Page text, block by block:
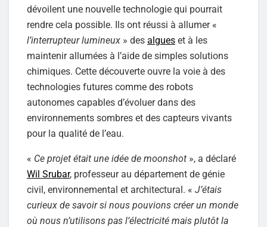
dévoilent une nouvelle technologie qui pourrait
rendre cela possible. Ils ont réussi à allumer «
l’interrupteur lumineux » des algues et à les
maintenir allumées à l’aide de simples solutions
chimiques. Cette découverte ouvre la voie à des
technologies futures comme des robots
autonomes capables d’évoluer dans des
environnements sombres et des capteurs vivants
pour la qualité de l’eau.
« Ce projet était une idée de moonshot », a déclaré
Wil Srubar, professeur au département de génie
civil, environnemental et architectural. « J’étais
curieux de savoir si nous pouvions créer un monde
où nous n’utilisons pas l’électricité mais plutôt la